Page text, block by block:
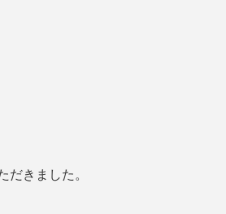
きました。